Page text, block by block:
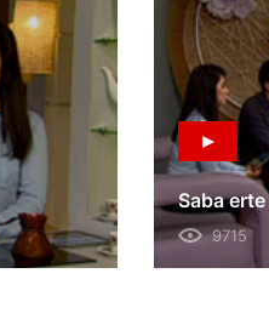
Saba
9715